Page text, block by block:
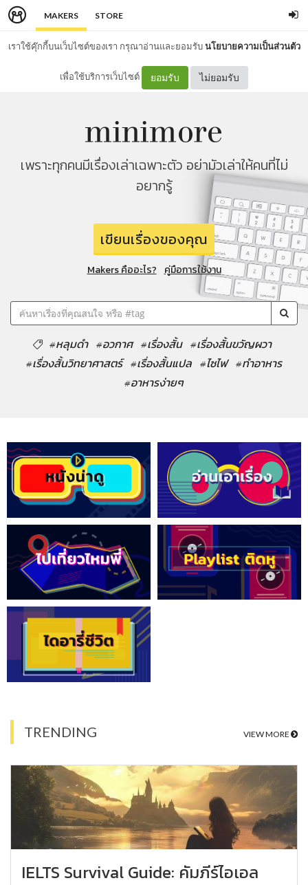
MAKERS STORE
เราใช้คุ๊กกี้บนเว็บไซต์ของเรา กรุณาอ่านและยอมรับนโยบายความเป็นส่วนตัว
เพื่อใช้บริการเว็บไซต์ ยอมรับ ไม่ยอมรับ
เพราะทุกคนมีเรื่องเล่าเฉพาะตัว อย่ามัวเล่าให้คนที่ไม่
อยากรู้
เขียนเรื่องของคุณ
Makers คืออะไร? คู่มือการใช้งาน
#หลุมดำ #อวกาศ #เรื่องสั้น #เรื่องสั้นขวัญผวา
#เรื่องสั้นวิทยาศาสตร์ #เรื่องสั้นแปล #ไซไฟ #ทำอาหาร
#อาหารง่ายๆ
TRENDING VIEW MORE
IELTS Survival Guide: คัมภีร์ไอเอล